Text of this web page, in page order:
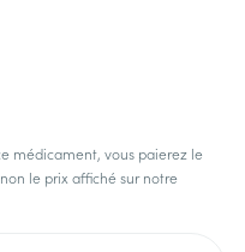
médicament, vous paierez le
le prix affiché sur notre